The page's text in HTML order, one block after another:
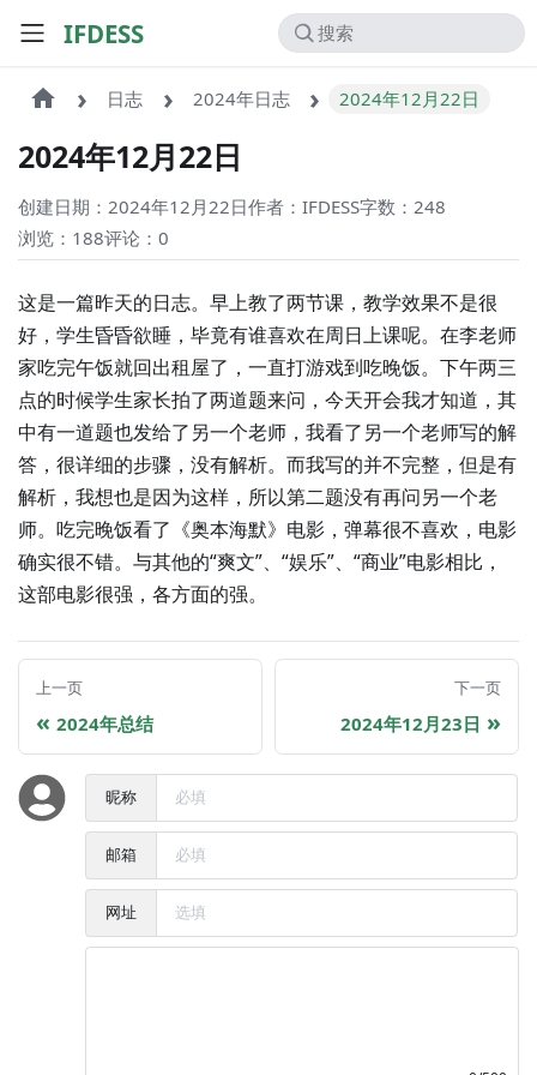
IFDESS
日志 2024年日志 2024年12月22日
2024年12月22日
创建日期：2024年12月22日作者：IFDESS字数：248
浏览：188评论：0
这是一篇昨天的日志。早上教了两节课，教学效果不是很
好，学生昏昏欲睡，毕竟有谁喜欢在周日上课呢。在李老师
家吃完午饭就回出租屋了，一直打游戏到吃晚饭。下午两三
点的时候学生家长拍了两道题来问，今天开会我才知道，其
中有一道题也发给了另一个老师，我看了另一个老师写的解
答，很详细的步骤，没有解析。而我写的并不完整，但是有
解析，我想也是因为这样，所以第二题没有再问另一个老
师。吃完晚饭看了《奥本海默》电影，弹幕很不喜欢，电影
确实很不错。与其他的“爽文”、“娱乐”、“商业”电影相比，
这部电影很强，各方面的强。
上一页
2024年总结
下一页
2024年12月23日
昵称
邮箱
网址